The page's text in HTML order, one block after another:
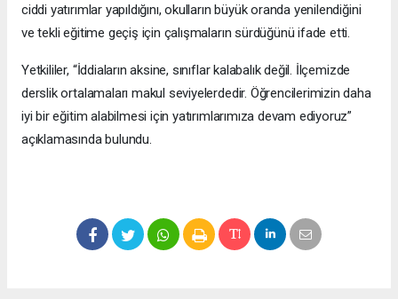
ciddi yatırımlar yapıldığını, okulların büyük oranda yenilendiğini
ve tekli eğitime geçiş için çalışmaların sürdüğünü ifade etti.
Yetkililer, “İddiaların aksine, sınıflar kalabalık değil. İlçemizde
derslik ortalamaları makul seviyelerdedir. Öğrencilerimizin daha
iyi bir eğitim alabilmesi için yatırımlarımıza devam ediyoruz”
açıklamasında bulundu.